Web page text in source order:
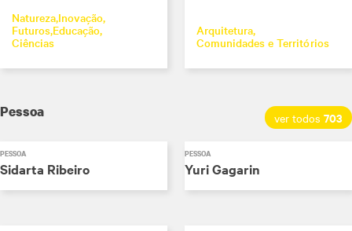
NaturezaInovação
FuturosEducação
Ciências
Arquitetura
Comunidades e Territórios
Pessoa ver todos 703
PESSOA
Sidarta Ribeiro
PESSOA
Yuri Gagarin